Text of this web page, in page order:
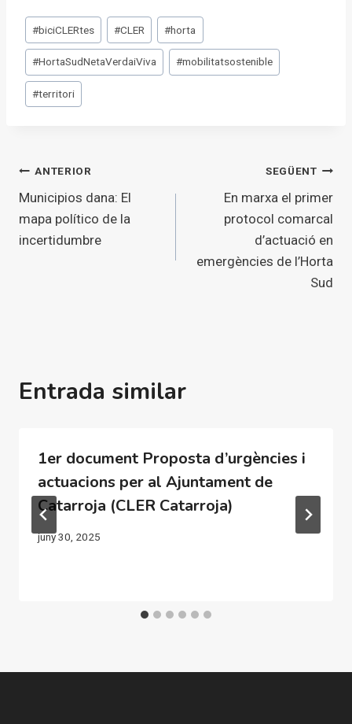
Etiquetes
d'entrada
#biciCLERtes #CLER #horta
#HortaSudNetaVerdaiViva #mobilitatsostenible
#territori
Navegació
d'entrades
ANTERIOR
Municipios dana: El
mapa político de la
incertidumbre
SEGÜENT
En marxa el primer
protocol comarcal
d’actuació en
emergències de l’Horta
Sud
Entrada similar
1er document Proposta d’urgències i
actuacions per al Ajuntament de
Catarroja (CLER Catarroja)
juny 30, 2025